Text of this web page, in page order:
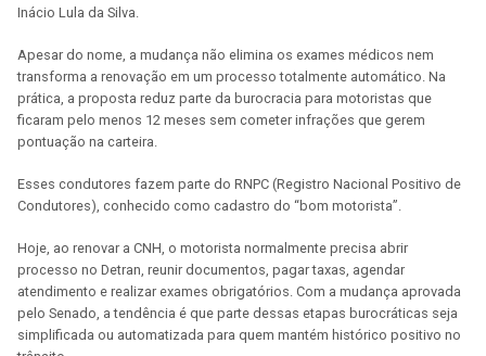
Inácio Lula da Silva.
Apesar do nome, a mudança não elimina os exames médicos nem
transforma a renovação em um processo totalmente automático. Na
prática, a proposta reduz parte da burocracia para motoristas que
ficaram pelo menos 12 meses sem cometer infrações que gerem
pontuação na carteira.
Esses condutores fazem parte do RNPC (Registro Nacional Positivo de
Condutores), conhecido como cadastro do “bom motorista”.
Hoje, ao renovar a CNH, o motorista normalmente precisa abrir
processo no Detran, reunir documentos, pagar taxas, agendar
atendimento e realizar exames obrigatórios. Com a mudança aprovada
pelo Senado, a tendência é que parte dessas etapas burocráticas seja
simplificada ou automatizada para quem mantém histórico positivo no